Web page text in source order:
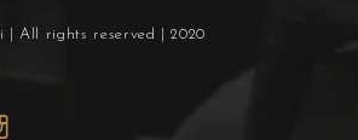
| All rights reserved | 2020